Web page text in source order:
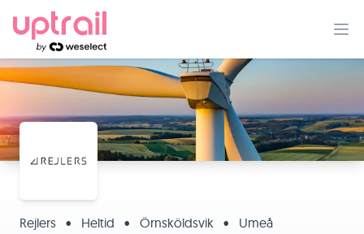
Rejlers • Heltid • Örnsköldsvik • Umeå